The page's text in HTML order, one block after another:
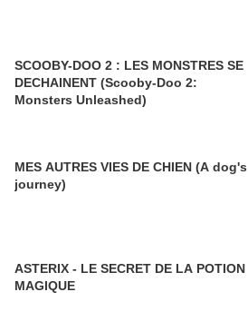
SCOOBY-DOO 2 : LES MONSTRES SE
DECHAINENT (Scooby-Doo 2:
Monsters Unleashed)
MES AUTRES VIES DE CHIEN (A dog's
journey)
ASTERIX - LE SECRET DE LA POTION
MAGIQUE